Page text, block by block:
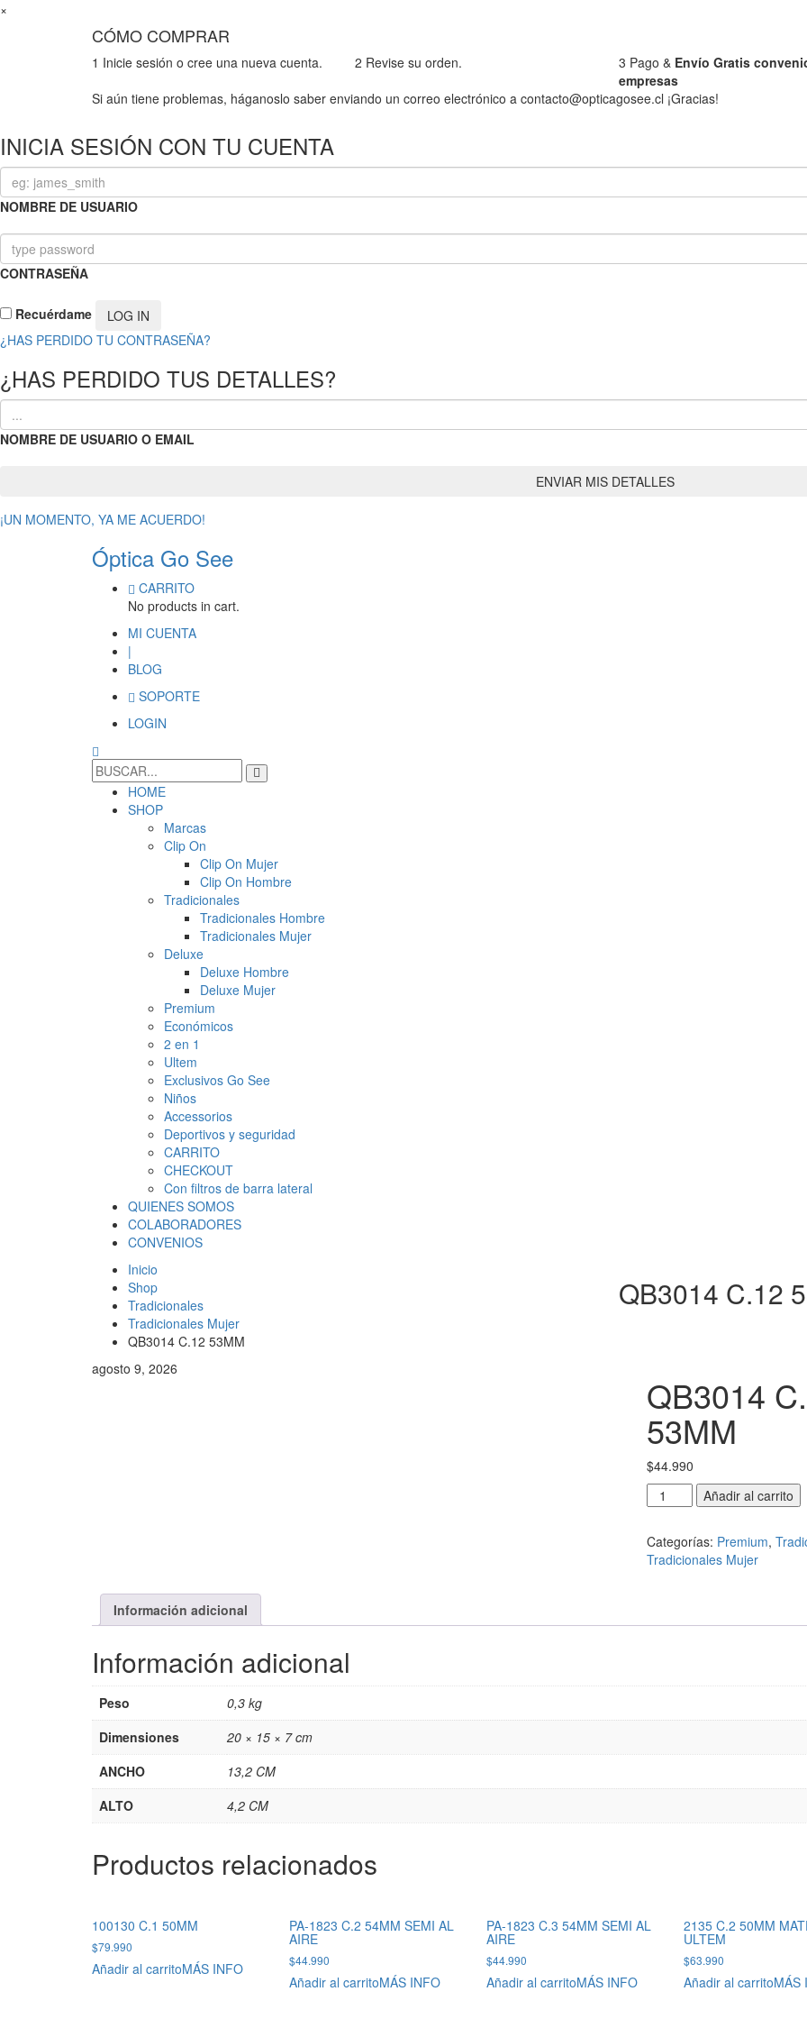
×
CÓMO COMPRAR
1 Inicie sesión o cree una nueva cuenta. 2 Revise su orden. 3 Pago & Envío Gratis
empresas
Si aún tiene problemas, háganoslo saber enviando un correo electrónico a contacto@opticagosee.cl ¡Gracias!
INICIA SESIÓN CON TU CUENTA
NOMBRE DE USUARIO
CONTRASEÑA
Recuérdame
¿HAS PERDIDO TU CONTRASEÑA?
¿HAS PERDIDO TUS DETALLES?
NOMBRE DE USUARIO O EMAIL
¡UN MOMENTO, YA ME ACUERDO!
Óptica Go See
CARRITO
No products in cart.
MI CUENTA
|
BLOG
SOPORTE
LOGIN
HOME
SHOP
Marcas
Clip On
Clip On Mujer
Clip On Hombre
Tradicionales
Tradicionales Hombre
Tradicionales Mujer
Deluxe
Deluxe Hombre
Deluxe Mujer
Premium
Económicos
2 en 1
Ultem
Exclusivos Go See
Niños
Accessorios
Deportivos y seguridad
CARRITO
CHECKOUT
Con filtros de barra lateral
QUIENES SOMOS
COLABORADORES
CONVENIOS
Inicio
Shop
Tradicionales
Tradicionales Mujer
QB3014 C.12 53MM
agosto 9, 2026
QB3014 C.12
QB3014
53MM
$44.990
QB3014
C.12
cantidad
Añadir al carrito
Categorías: Premium,
Tradicionales Mujer
Información adicional
Información adicional
Peso
0,3 kg
Dimensiones
20 × 15 × 7 cm
ANCHO
13,2 CM
ALTO
4,2 CM
Productos relacionados
100130 C.1 50MM
$79.990
Añadir al carritoMÁS INFO
PA-1823 C.2 54MM SEMI AL
AIRE
$44.990
Añadir al carritoMÁS INFO
PA-1823 C.3 54MM SEMI AL
AIRE
$44.990
Añadir al carritoMÁS INFO
2135 C.2 50MM
ULTEM
$63.990
Añadir al carritoMÁS